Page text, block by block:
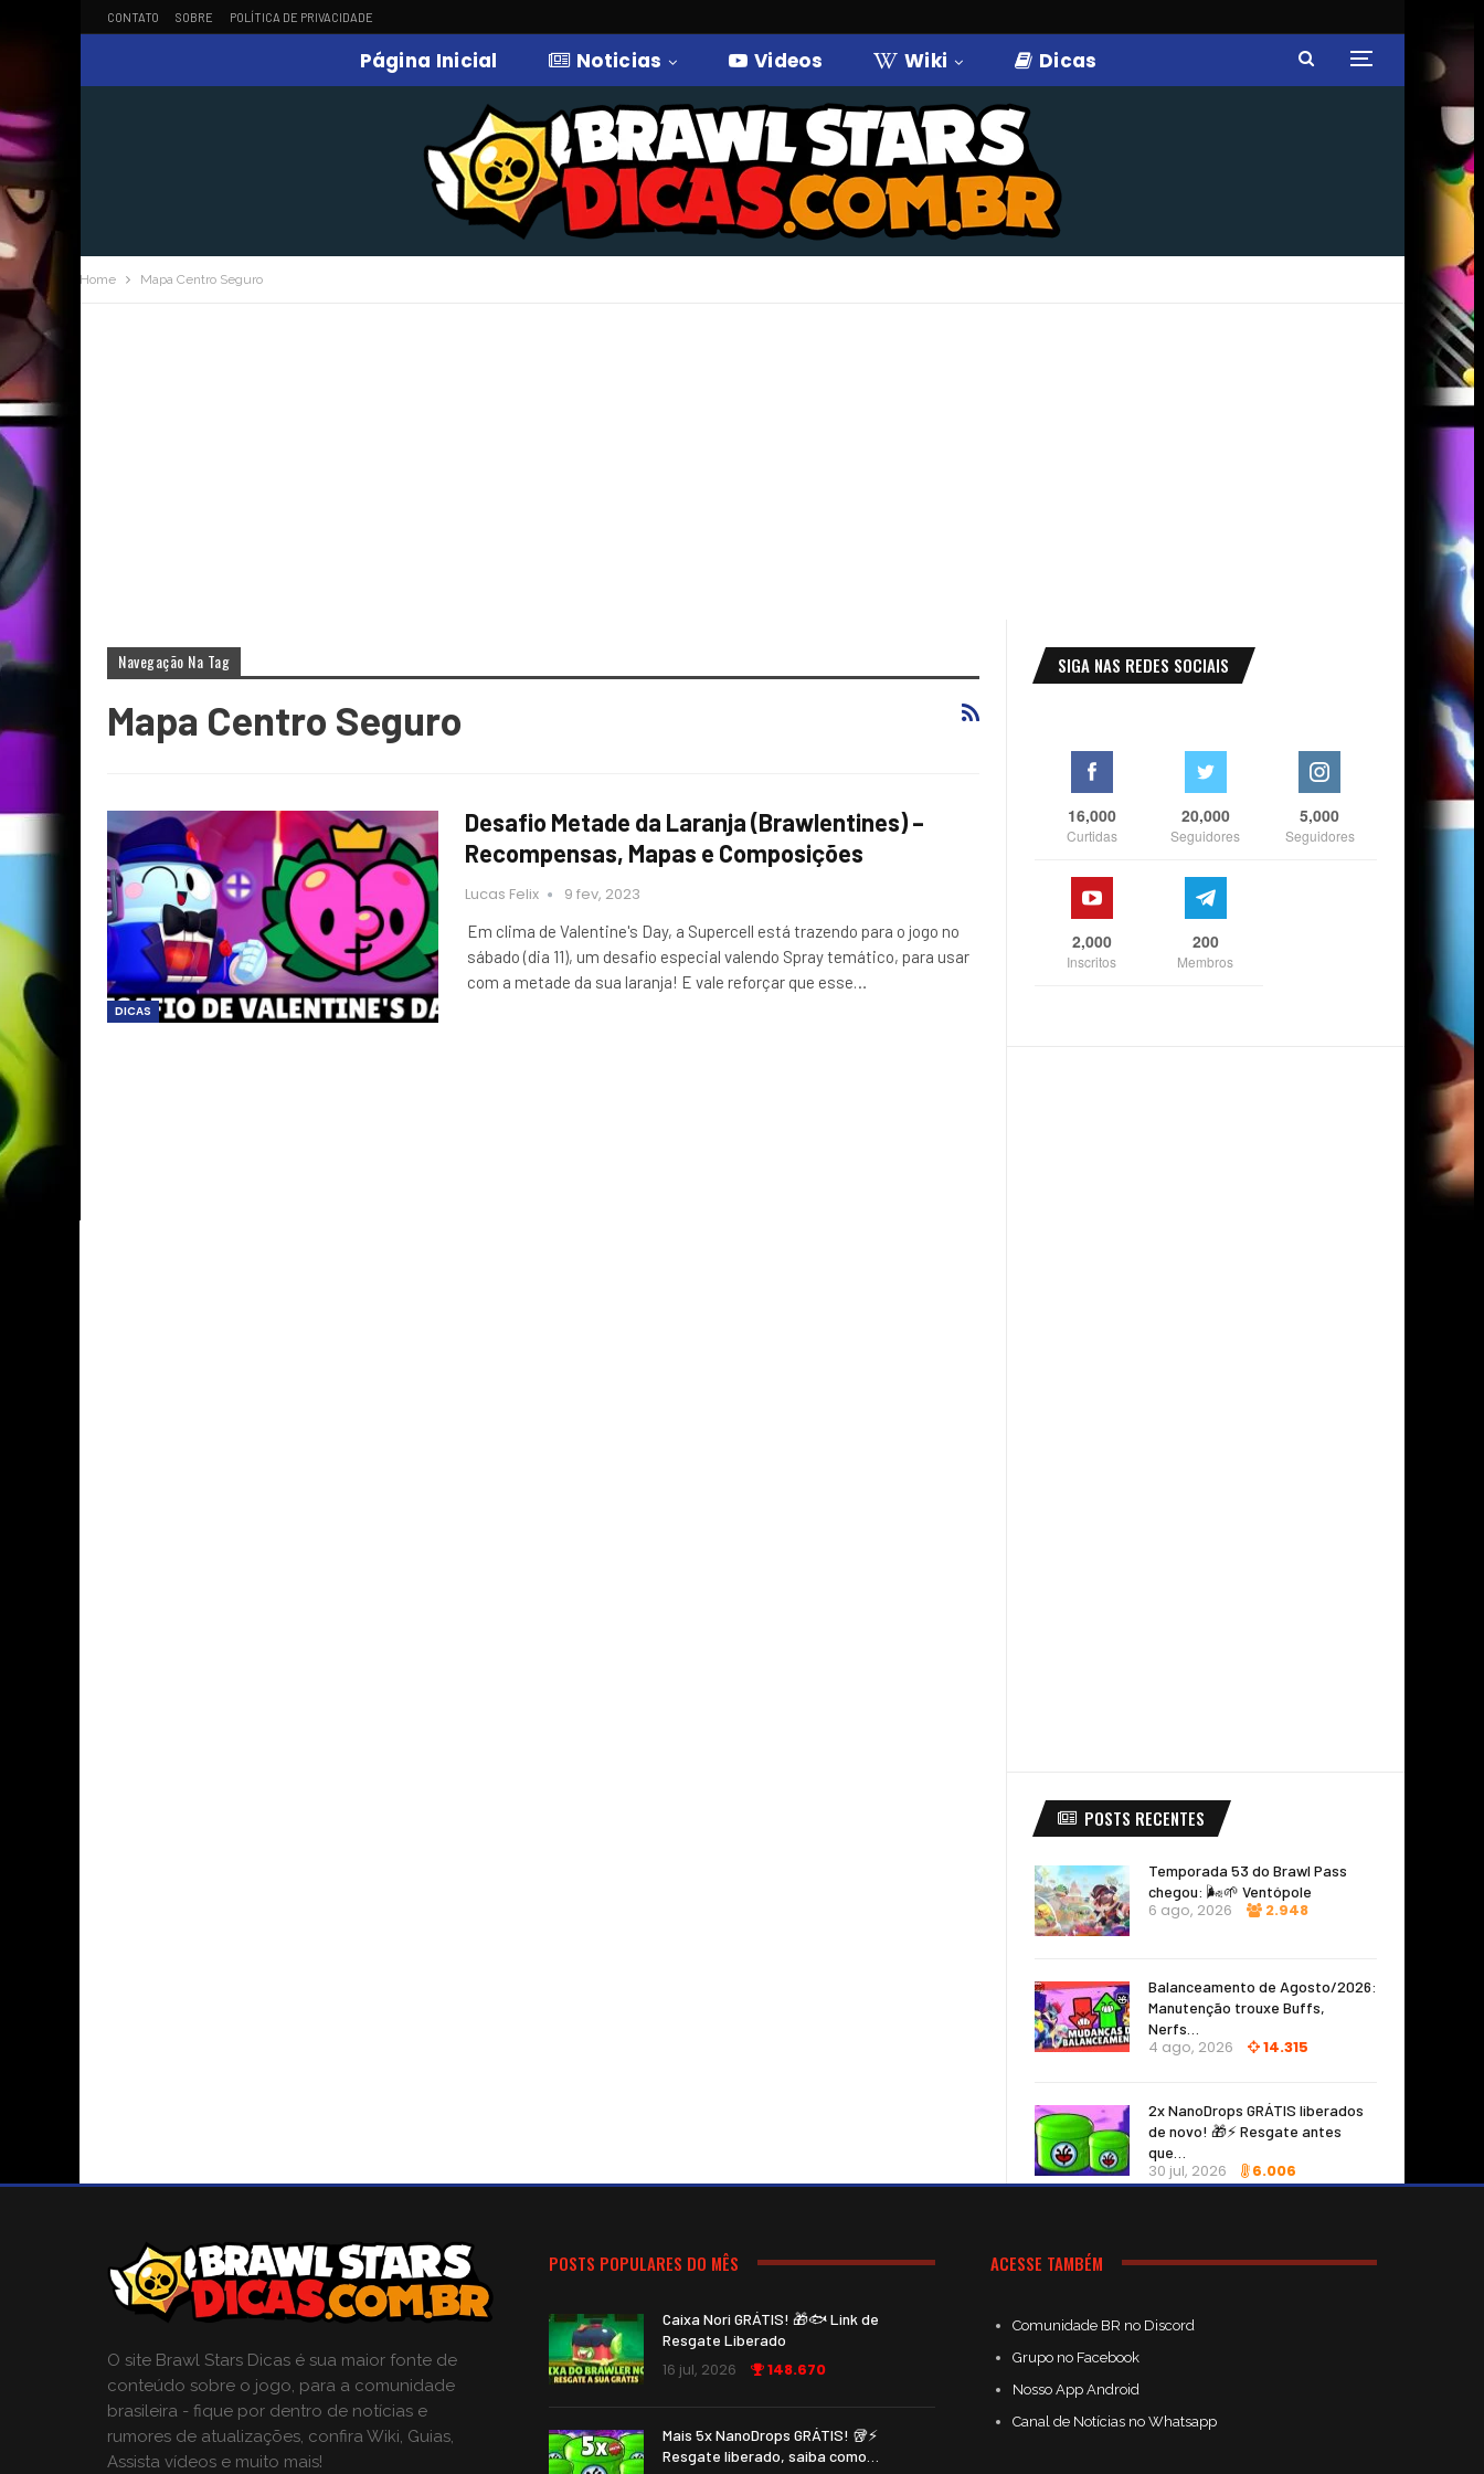
CONTATO SOBRE POLÍTICA DE PRIVACIDADE
Página Inicial Noticias Videos Wiki Dicas
Home Mapa Centro Seguro
Navegação Na Tag
Mapa Centro Seguro
DICAS
Desafio Metade da Laranja (Brawlentines) –
Recompensas, Mapas e Composições
Lucas Felix 9 fev, 2023
Em clima de Valentine's Day, a Supercell está trazendo para o jogo no
sábado (dia 11), um desafio especial valendo Spray temático, para usar
com a metade da sua laranja! E vale reforçar que esse…
SIGA NAS REDES SOCIAIS
16,000
Curtidas
20,000
Seguidores
5,000
Seguidores
2,000
Inscritos
200
Membros
POSTS RECENTES
Temporada 53 do Brawl Pass
chegou: 🌬️🌱 Ventópole
6 ago, 2026 2.948
Balanceamento de Agosto/2026:
Manutenção trouxe Buffs,
Nerfs…
4 ago, 2026 14.315
2x NanoDrops GRÁTIS liberados
de novo! 🎁⚡ Resgate antes
que…
30 jul, 2026 6.006
O site Brawl Stars Dicas é sua maior fonte de
conteúdo sobre o jogo, para a comunidade
brasileira - fique por dentro de notícias e
rumores de atualizações, confira Wiki, Guias,
Assista vídeos e muito mais!
POSTS POPULARES DO MÊS
Caixa Nori GRÁTIS! 🎁🐟 Link de
Resgate Liberado
16 jul, 2026 148.670
Mais 5x NanoDrops GRÁTIS! 🥡⚡
Resgate liberado, saiba como…
ACESSE TAMBÉM
Comunidade BR no Discord
Grupo no Facebook
Nosso App Android
Canal de Notícias no Whatsapp